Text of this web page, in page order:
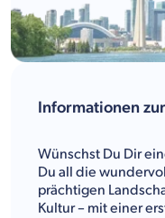
Informationen
Wünschst Du Dir
Du all die
prächtigen
Kultur – mit einer